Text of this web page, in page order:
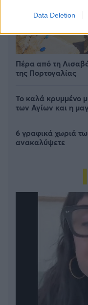
Data Deletion
Πέρα από τη
της Πορτογαλίας
Το καλά κρυμμένο
των Αγίων και η
6 γραφικά χωριά
ανακαλύψετε